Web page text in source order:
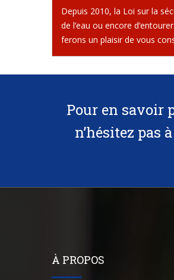
Depuis 2010, la Loi sur la
de l’eau ou encore
ferons un plaisir de vous
Pour en savoir
n’hésitez pas à
À PROPOS